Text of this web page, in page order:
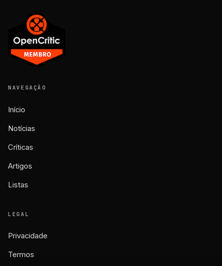
NAVEGAÇÃO
Início
Notícias
Críticas
Artigos
Listas
LEGAL
Privacidade
Termos